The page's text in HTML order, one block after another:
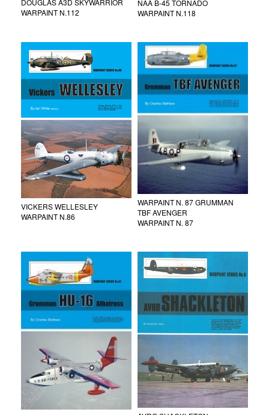
WARPAINT N.112
NAA B-45 TORNADO
WARPAINT N.118
VICKERS WELLESLEY
WARPAINT N.86
WARPAINT N. 87 GRUMMAN
TBF AVENGER
WARPAINT N. 87